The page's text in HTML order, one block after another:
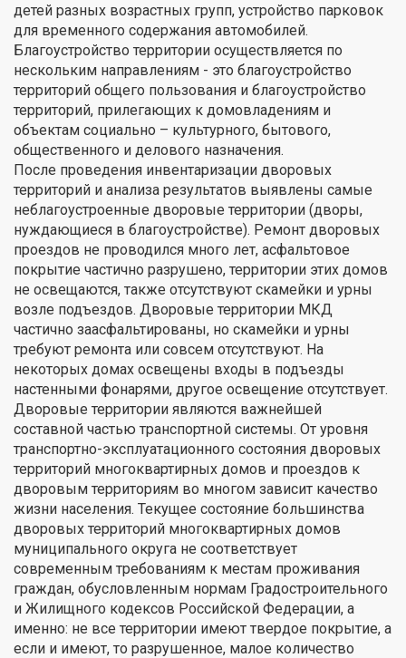
детей разных возрастных групп, устройство парковок
для временного содержания автомобилей.
Благоустройство территории осуществляется по
нескольким направлениям - это благоустройство
территорий общего пользования и благоустройство
территорий, прилегающих к домовладениям и
объектам социально – культурного, бытового,
общественного и делового назначения.
После проведения инвентаризации дворовых
территорий и анализа результатов выявлены самые
неблагоустроенные дворовые территории (дворы,
нуждающиеся в благоустройстве). Ремонт дворовых
проездов не проводился много лет, асфальтовое
покрытие частично разрушено, территории этих домов
не освещаются, также отсутствуют скамейки и урны
возле подъездов. Дворовые территории МКД
частично заасфальтированы, но скамейки и урны
требуют ремонта или совсем отсутствуют. На
некоторых домах освещены входы в подъезды
настенными фонарями, другое освещение отсутствует.
Дворовые территории являются важнейшей
составной частью транспортной системы. От уровня
транспортно-эксплуатационного состояния дворовых
территорий многоквартирных домов и проездов к
дворовым территориям во многом зависит качество
жизни населения. Текущее состояние большинства
дворовых территорий многоквартирных домов
муниципального округа не соответствует
современным требованиям к местам проживания
граждан, обусловленным нормам Градостроительного
и Жилищного кодексов Российской Федерации, а
именно: не все территории имеют твердое покрытие, а
если и имеют, то разрушенное, малое количество